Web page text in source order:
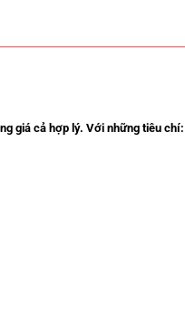
giá cả hợp lý. Với những tiêu chí: